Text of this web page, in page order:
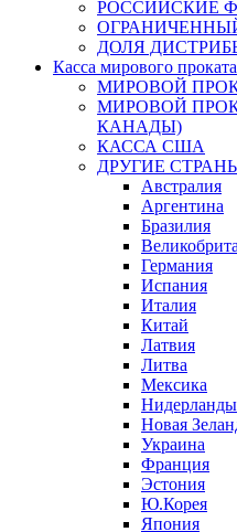
РОССИЙСКИЕ
ДОЛЯ
Касса мирового проката
МИРОВОЙ
МИРОВОЙ
КАНАДЫ)
КАССА США
ДРУГИЕ
Австралия
Аргентина
Бразилия
Германия
Испания
Италия
Китай
Латвия
Литва
Мексика
Нидерланды
Новая
Украина
Франция
Эстония
Ю.Корея
Япония